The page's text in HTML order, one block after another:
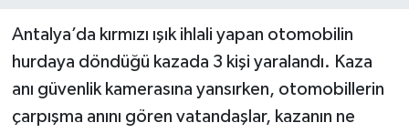
Antalya’da kırmızı ışık ihlali yapan otomobilin
hurdaya döndüğü kazada 3 kişi yaralandı. Kaza
anı güvenlik kamerasına yansırken, otomobillerin
çarpışma anını gören vatandaşlar, kazanın ne